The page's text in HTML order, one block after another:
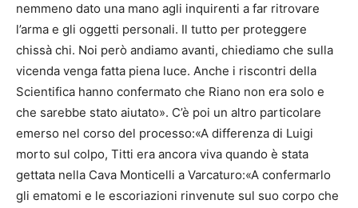
nemmeno dato una mano agli inquirenti a far ritrovare
l’arma e gli oggetti personali. Il tutto per proteggere
chissà chi. Noi però andiamo avanti, chiediamo che sulla
vicenda venga fatta piena luce. Anche i riscontri della
Scientifica hanno confermato che Riano non era solo e
che sarebbe stato aiutato». C’è poi un altro particolare
emerso nel corso del processo:«A differenza di Luigi
morto sul colpo, Titti era ancora viva quando è stata
gettata nella Cava Monticelli a Varcaturo:«A confermarlo
gli ematomi e le escoriazioni rinvenute sul suo corpo che